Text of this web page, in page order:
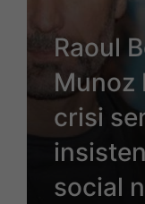
Raoul
Munoz
crisi
social